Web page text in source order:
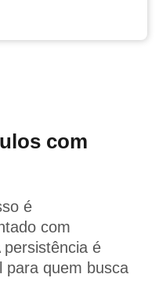
com
é
com
é
para quem busca